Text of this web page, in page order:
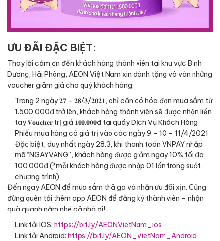
ƯU ĐÃI ĐẶC BIỆT:
Thay lời cảm ơn đến khách hàng thành viên tại khu vực Bình
Dương, Hải Phòng, AEON Việt Nam xin dành tặng vô vàn những
voucher giảm giá cho quý khách hàng:
Trong 2 ngày 𝟐𝟕 – 𝟐𝟖/𝟑/𝟐𝟎𝟐𝟏, chỉ cần có hóa đơn mua sắm từ
1.500.000đ trở lên, khách hàng thành viên sẽ được nhận liền
tay 𝐕𝐨𝐮𝐜𝐡𝐞𝐫 trị giá 𝟏𝟎𝟎.𝟎𝟎𝟎đ tại quầy Dịch Vụ Khách Hàng
Phiếu mua hàng có giá trị vào các ngày 9 – 10 – 11/4/2021
Đặc biệt, duy nhất ngày 28.3, khi thanh toán VNPAY nhập
mã “NGAYVANG”, khách hàng được giảm ngay 10% tối đa
100.000đ (*mỗi khách hàng được nhập 01 lần trong suốt
chương trình)
Đến ngay AEON để mua sắm thả ga và nhận ưu đãi xịn. Cũng
đừng quên tải thêm app AEON để đăng ký thành viên – nhận
quà quanh năm nhé cả nhà ơi!
Link tải IOS: https://bit.ly/AEONVietNam_ios
Link tải Android: https://bit.ly/AEON_VietNam_Android